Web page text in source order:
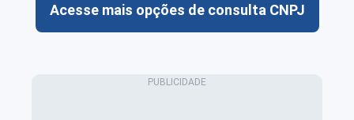
Acesse mais opções de consulta CNPJ